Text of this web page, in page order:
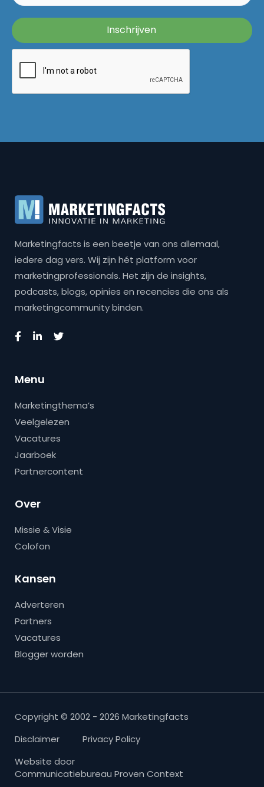
Marketingfacts is een beetje van ons allemaal,
iedere dag vers. Wij zijn hét platform voor
marketingprofessionals. Het zijn de insights,
podcasts, blogs, opinies en recencies die ons als
marketingcommunity binden.
Menu
Marketingthema’s
Veelgelezen
Vacatures
Jaarboek
Partnercontent
Over
Missie & Visie
Colofon
Kansen
Adverteren
Partners
Vacatures
Blogger worden
Copyright © 2002 - 2026 Marketingfacts
Disclaimer
Privacy Policy
Website door
Communicatiebureau Proven Context